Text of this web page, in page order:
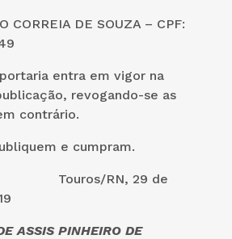
CORREIA DE SOUZA – CPF:
entra em vigor na
revogando-se as
contrário.
e cumpram.
RN, 29 de
ASSIS PINHEIRO DE